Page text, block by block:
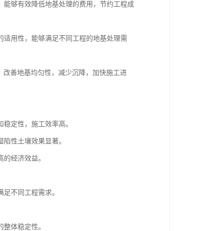
够有效降低地基处理的费用，节约工程成
用性，能够满足不同工程的地基处理需
善地基均匀性，减少沉降，加快施工进
定性，施工效率高。
性土壤效果显著。
经济效益。
不同工程需求。
体稳定性。